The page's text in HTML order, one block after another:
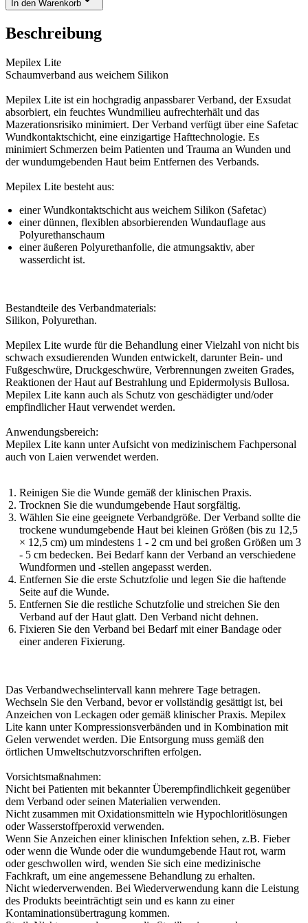
In den Warenkorb
Beschreibung
Mepilex Lite
Schaumverband aus weichem Silikon
Mepilex Lite ist ein hochgradig anpassbarer Verband, der Exsudat
absorbiert, ein feuchtes Wundmilieu aufrechterhält und das
Mazerationsrisiko minimiert. Der Verband verfügt über eine Safetac
Wundkontaktschicht, eine einzigartige Hafttechnologie. Es
minimiert Schmerzen beim Patienten und Trauma an Wunden und
der wundumgebenden Haut beim Entfernen des Verbands.
Mepilex Lite besteht aus:
einer Wundkontaktschicht aus weichem Silikon (Safetac)
einer dünnen, flexiblen absorbierenden Wundauflage aus
Polyurethanschaum
einer äußeren Polyurethanfolie, die atmungsaktiv, aber
wasserdicht ist.
Bestandteile des Verbandmaterials:
Silikon, Polyurethan.
Mepilex Lite wurde für die Behandlung einer Vielzahl von nicht bis
schwach exsudierenden Wunden entwickelt, darunter Bein- und
Fußgeschwüre, Druckgeschwüre, Verbrennungen zweiten Grades,
Reaktionen der Haut auf Bestrahlung und Epidermolysis Bullosa.
Mepilex Lite kann auch als Schutz von geschädigter und/oder
empfindlicher Haut verwendet werden.
Anwendungsbereich:
Mepilex Lite kann unter Aufsicht von medizinischem Fachpersonal
auch von Laien verwendet werden.
Reinigen Sie die Wunde gemäß der klinischen Praxis.
Trocknen Sie die wundumgebende Haut sorgfältig.
Wählen Sie eine geeignete Verbandgröße. Der Verband sollte die
trockene wundumgebende Haut bei kleinen Größen (bis zu 12,5
× 12,5 cm) um mindestens 1 - 2 cm und bei großen Größen um 3
- 5 cm bedecken. Bei Bedarf kann der Verband an verschiedene
Wundformen und -stellen angepasst werden.
Entfernen Sie die erste Schutzfolie und legen Sie die haftende
Seite auf die Wunde.
Entfernen Sie die restliche Schutzfolie und streichen Sie den
Verband auf der Haut glatt. Den Verband nicht dehnen.
Fixieren Sie den Verband bei Bedarf mit einer Bandage oder
einer anderen Fixierung.
Das Verbandwechselintervall kann mehrere Tage betragen.
Wechseln Sie den Verband, bevor er vollständig gesättigt ist, bei
Anzeichen von Leckagen oder gemäß klinischer Praxis. Mepilex
Lite kann unter Kompressionsverbänden und in Kombination mit
Gelen verwendet werden. Die Entsorgung muss gemäß den
örtlichen Umweltschutzvorschriften erfolgen.
Vorsichtsmaßnahmen:
Nicht bei Patienten mit bekannter Überempfindlichkeit gegenüber
dem Verband oder seinen Materialien verwenden.
Nicht zusammen mit Oxidationsmitteln wie Hypochloritlösungen
oder Wasserstoffperoxid verwenden.
Wenn Sie Anzeichen einer klinischen Infektion sehen, z.B. Fieber
oder wenn die Wunde oder die wundumgebende Haut rot, warm
oder geschwollen wird, wenden Sie sich eine medizinische
Fachkraft, um eine angemessene Behandlung zu erhalten.
Nicht wiederverwenden. Bei Wiederverwendung kann die Leistung
des Produkts beeinträchtigt sein und es kann zu einer
Kontaminationsübertragung kommen.